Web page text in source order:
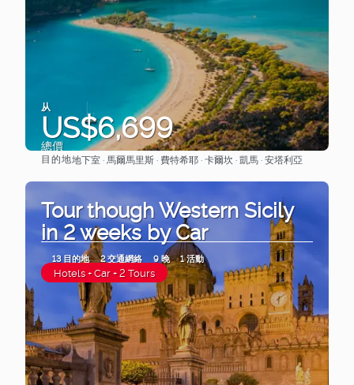
从
US$6,699
總價
查看
目的地地下室 · 馬爾馬里斯 · 費特希耶 · 卡爾坎 · 凱馬 · 安塔利亞
Tour though Western Sicily
in 2 weeks by Car
13 目的地 2 交通網絡 9 晚 1 活動
Hotels + Car + 2 Tours